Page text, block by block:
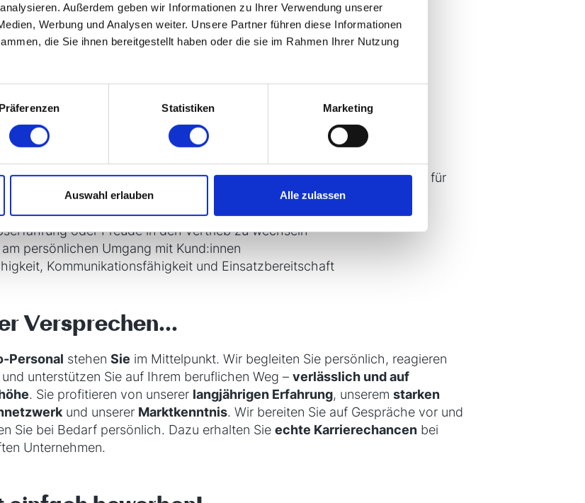
Außerdem geben wir Informationen zu Ihrer Verwendung unserer
Werbung und Analysen weiter. Unsere Partner führen diese Informationen
die Sie ihnen bereitgestellt haben oder die sie im Rahmen Ihrer Nutzung
Präferenzen Statistiken Marketing
Auswahl erlauben Alle zulassen
Center Agent (m/w/d) im Outboundübernehmen Sie die telefonische
von namenhaften Veranstaltungen:
Kundenbetreuung sowie Kundenberatung
Qualifikation...
im kaufmännischen Bereichist wünschenswert(Kauffrau für
(m/w/d), Kauffrau für Dialogmarketing (m/w/d))
Deutsch- und Englischkenntnise sind erforderlich
oder Freude in den Vertrieb zu wechseln
persönlichen Umgang mit Kund:innen
Kommunikationsfähigkeit und Einsatzbereitschaft
Versprechen...
Personal stehen Sie im Mittelpunkt. Wir begleiten Sie persönlich, reagieren
unterstützen Sie auf Ihrem beruflichen Weg – verlässlich und auf
. Sie profitieren von unserer langjährigen Erfahrung, unserem starken
und unserer Marktkenntnis. Wir bereiten Sie auf Gespräche vor und
Sie bei Bedarf persönlich. Dazu erhalten Sie echte Karrierechancenbei
Unternehmen.